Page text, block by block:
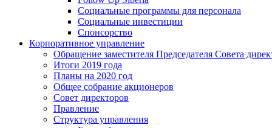
Социальные программы для персонала
Социальные инвестиции
Спонсорство
Корпоративное управление
Обращение заместителя Председателя Совета
Итоги 2019 года
Планы на 2020 год
Общее собрание акционеров
Совет директоров
Правление
Структура управления